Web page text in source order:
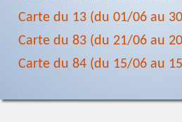
Carte du 13 (du 01/06 au
Carte du 83 (du 21/06 au
Carte du 84 (du 15/06 au